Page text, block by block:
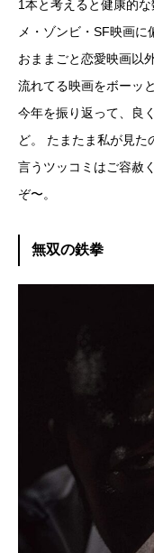
1本と考えると健康的
メ・ゾンビ・SF映画
おままごと恋愛映画以
流れてる映画をボーッ
今年を振り返って、良
ど。 たまたま私が見た
言うツッコミはご容赦
ぞ〜。
無双の鉄拳